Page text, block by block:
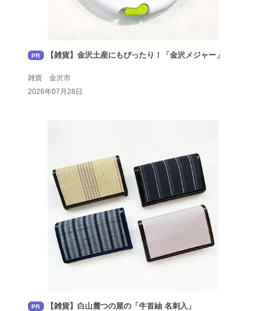
PR 【雑貨】金沢土産にもぴったり！「金沢メジャー」
雑貨 金沢市
2026年07月28日
PR 【雑貨】白山麓つの屋の「牛首紬 名刺入」